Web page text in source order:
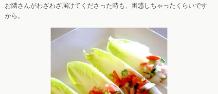
お隣さんがわざわざ届けてくださった時も、困惑しちゃったくらいです
から。